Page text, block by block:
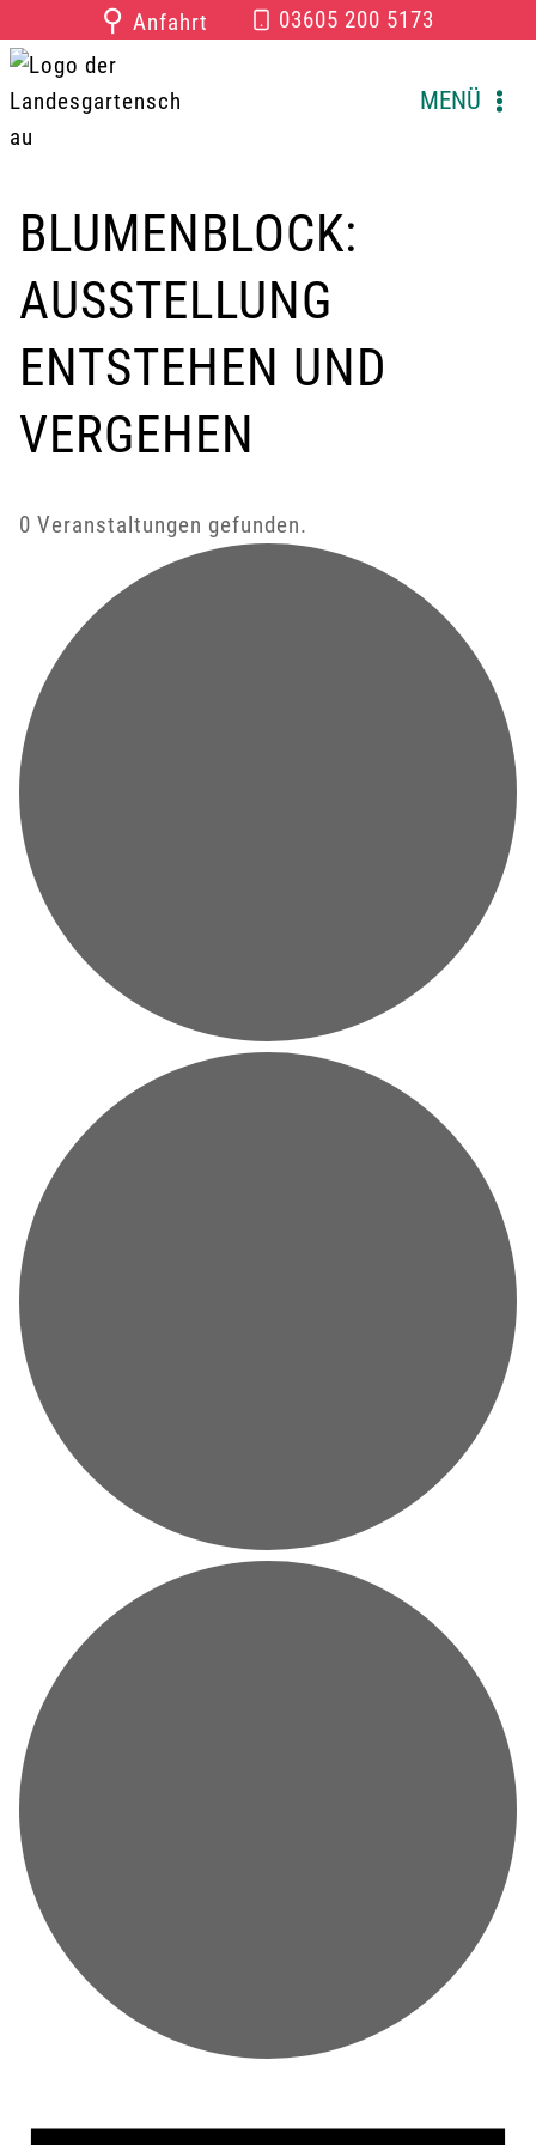
Inhalt
springen
⚲ Anfahrt 03605 200 5173
MENÜ
BLUMENBLOCK:
AUSSTELLUNG
ENTSTEHEN UND
VERGEHEN
0 Veranstaltungen gefunden.